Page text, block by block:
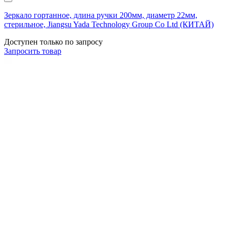
Зеркало гортанное, длина ручки 200мм, диаметр 22мм,
стерильное, Jiangsu Yada Technology Group Co Ltd (КИТАЙ)
Доступен только по запросу
Запросить товар